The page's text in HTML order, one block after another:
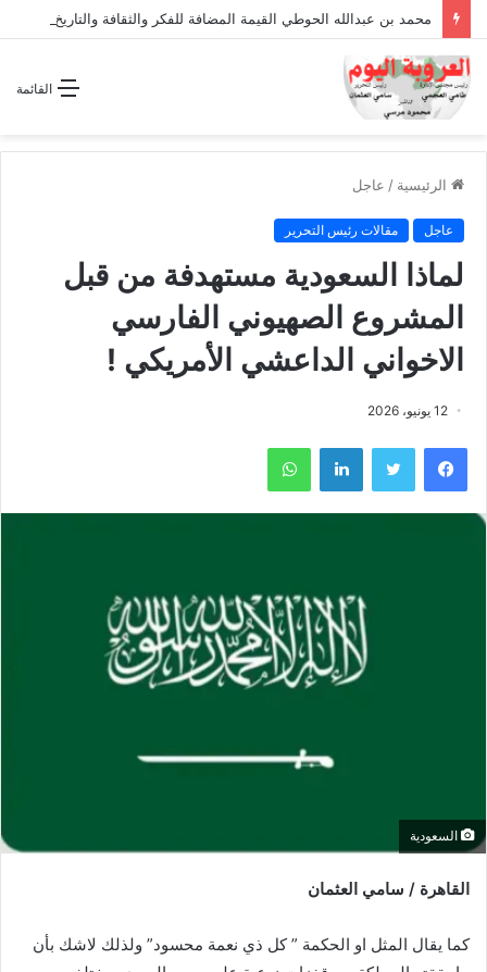
محمد بن عبدالله الحوطي القيمة المضافة للفكر والثقافة والتاريخ !
القائمة
الرئيسية / عاجل
عاجل مقالات رئيس التحرير
لماذا السعودية مستهدفة من قبل
المشروع الصهيوني الفارسي
الاخواني الداعشي الأمريكي !
12 يونيو، 2026
فيسبوك تويتر لينكدإن واتساب
السعودية
القاهرة / سامي العثمان
كما يقال المثل او الحكمة ” كل ذي نعمة محسود” ولذلك لاشك بأن